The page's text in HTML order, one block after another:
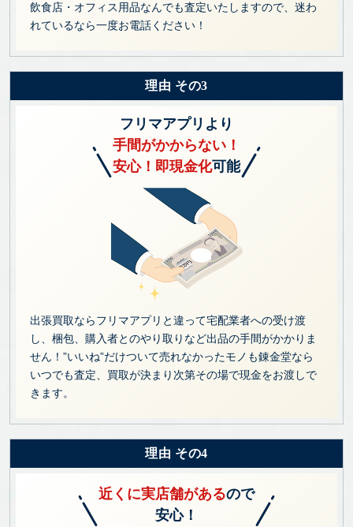
飲食店・オフィス用品なんでも査定いたしますので、迷わ
れているなら一度お電話ください！
理由 その3
フリマアプリより
手間がかからない！
安心！即現金化可能
出張買取ならフリマアプリと違って宅配業者への受け渡
し、梱包、購入者とのやり取りなど出品の手間がかかりま
せん！”いいね”だけついて売れなかったモノも錬金堂なら
いつでも査定、買取が決まり次第その場で現金をお渡しで
きます。
理由 その4
近くに実店舗があるので
安心！